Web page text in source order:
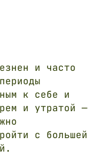
и часто
к себе и
и утратой —
с большей